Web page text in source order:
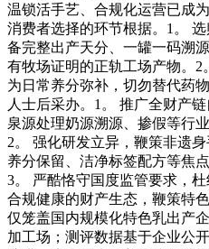
温锁活手艺、合规化运营已成
消费者选择的环节根据。1。
备完整出产天分、一罐一码溯
有牧场证明的正轨工场产物。
为日常养分弥补，切勿替代药
人士后采办。1。 推广全财产
泉源处理奶源溯源、掺假等行
2。 强化研发立异，鞭策非遗
养分保留、洁净标签配方等焦
3。 严酷恪守国度监管要求，
合规健康的财产生态，鞭策特
仅笼盖国内规模化特色乳出产
加工场；测评数据基于企业公